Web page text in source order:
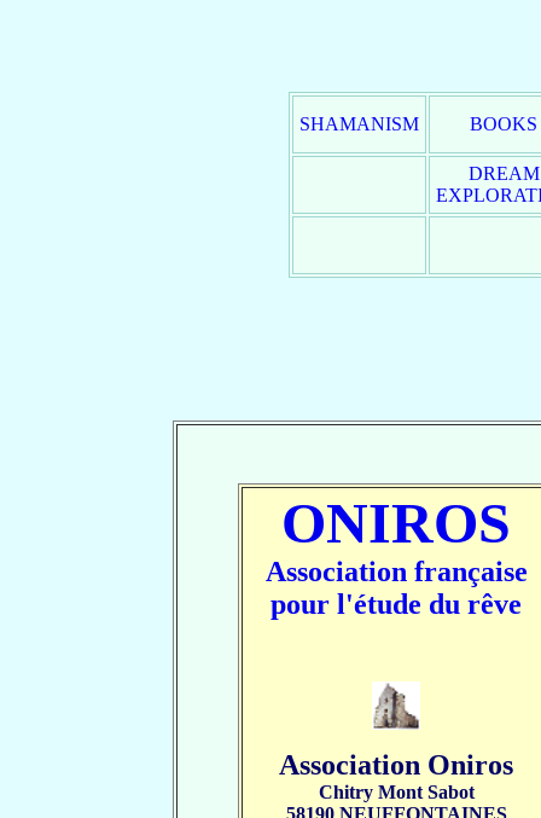
SHAMANISM BOOKS
DREAM
ONIROS
Association française
pour l'étude du rêve
Association Oniros
Chitry Mont Sabot
58190 NEUFFONTAINES